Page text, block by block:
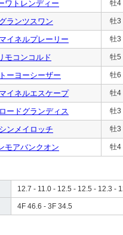
ワトレンディー 牡4
グランツスワン 牡3
マイネルプレーリー 牡3
モコンコルド 牡5
トーヨーシーザー 牡6
マイネルエスケープ 牡4
ロードグランディス 牡3
シンメイロッチ 牡3
モアバンクオン 牡4
12.7 - 11.0 - 12.5 - 12.5 - 12.3 -
4F 46.6 - 3F 34.5